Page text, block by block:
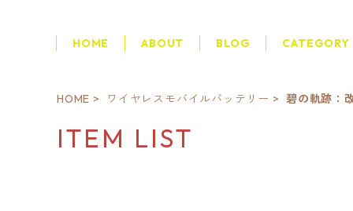
HOME ABOUT BLOG CATEGORY
HOME ワイヤレスモバイルバッテリー 碧の軌跡：
ITEM LIST